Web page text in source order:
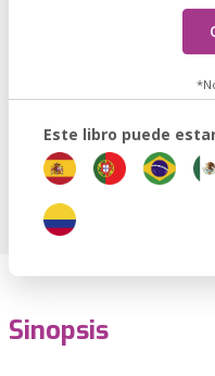
Este libro puede
Sinopsis